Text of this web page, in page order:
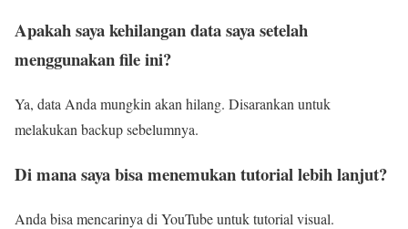
Apakah saya kehilangan data saya setelah
menggunakan file ini?
Ya, data Anda mungkin akan hilang. Disarankan untuk
melakukan backup sebelumnya.
Di mana saya bisa menemukan tutorial lebih lanjut?
Anda bisa mencarinya di YouTube untuk tutorial visual.